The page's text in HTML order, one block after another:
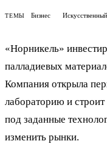
ТЕМЫ Бизнес
«Норникель»
палладиевых
Компания открыла
лабораторию и
под заданные
изменить рынки.